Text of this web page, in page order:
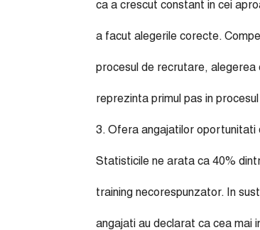
ca a crescut constant in cei
a facut alegerile corecte.
procesul de recrutare,
reprezinta primul pas in
3. Ofera angajatilor oportunitati
Statisticile ne arata ca 40%
training necorespunzator. In
angajati au declarat ca cea mai